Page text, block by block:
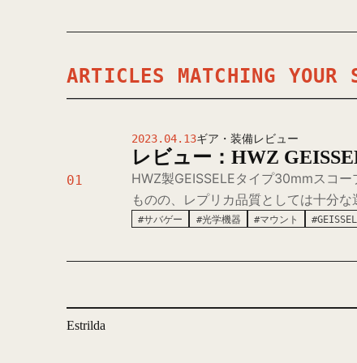
ARTICLES MATCHING YOUR
01
2023.04.13ギア・装備レビュー
レビュー：HWZ
HWZ製GEISSELEタイプ30mmスコ
ものの、レプリカ品質としては十分な
#サバゲー #光学機器 #マウント
Estrilda